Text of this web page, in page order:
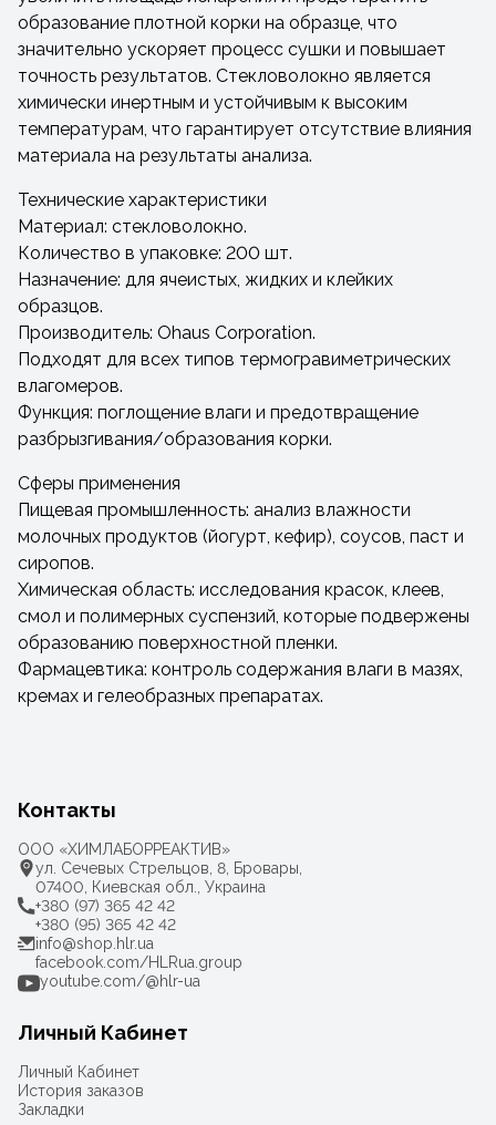
образование плотной корки на образце, что
значительно ускоряет процесс сушки и повышает
точность результатов. Стекловолокно является
химически инертным и устойчивым к высоким
температурам, что гарантирует отсутствие влияния
материала на результаты анализа.
Технические характеристики
Материал: стекловолокно.
Количество в упаковке: 200 шт.
Назначение: для ячеистых, жидких и клейких
образцов.
Производитель: Ohaus Corporation.
Подходят для всех типов термогравиметрических
влагомеров.
Функция: поглощение влаги и предотвращение
разбрызгивания/образования корки.
Сферы применения
Пищевая промышленность: анализ влажности
молочных продуктов (йогурт, кефир), соусов, паст и
сиропов.
Химическая область: исследования красок, клеев,
смол и полимерных суспензий, которые подвержены
образованию поверхностной пленки.
Фармацевтика: контроль содержания влаги в мазях,
кремах и гелеобразных препаратах.
Контакты
ООО «ХИМЛАБОРРЕАКТИВ»
ул. Сечевых Стрельцов, 8, Бровары,
07400, Киевская обл., Украина
+380 (97) 365 42 42
+380 (95) 365 42 42
info@shop.hlr.ua
facebook.com/HLRua.group
youtube.com/@hlr-ua
Личный Кабинет
Личный Кабинет
История заказов
Закладки